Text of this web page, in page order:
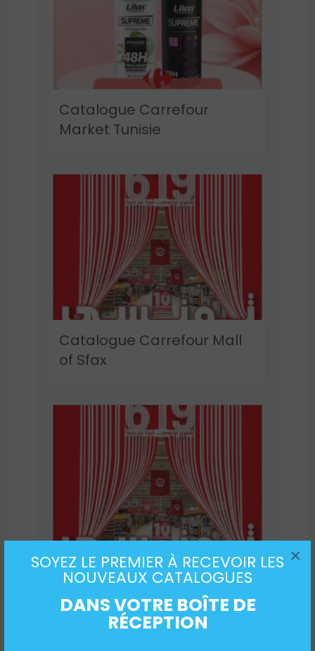
SOYEZ LE PREMIER À RECEVOIR LES
NOUVEAUX CATALOGUES
DANS VOTRE BOÎTE DE
RÉCEPTION
×
Catalogue Carrefour
Market Tunisie
Catalogue Carrefour Mall
of Sfax
Catalogue Carrefour Mall